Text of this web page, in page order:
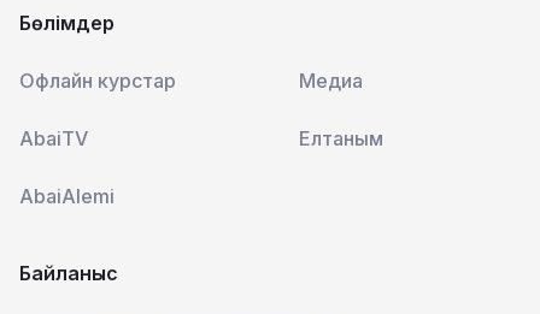
Бөлімдер
Офлайн курстар Медиа
AbaiTV Елтаным
AbaiAlemi
Байланыс